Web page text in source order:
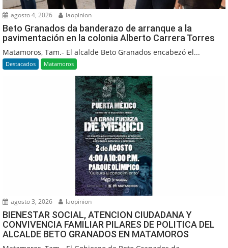
agosto 4, 2026 laopinion
Beto Granados da banderazo de arranque a la
pavimentación en la colonia Alberto Carrera Torres
Matamoros, Tam.- El alcalde Beto Granados encabezó el...
Destacados Matamoros
agosto 3, 2026 laopinion
BIENESTAR SOCIAL, ATENCION CIUDADANA Y
CONVIVENCIA FAMILIAR PILARES DE POLITICA DEL
ALCALDE BETO GRANADOS EN MATAMOROS